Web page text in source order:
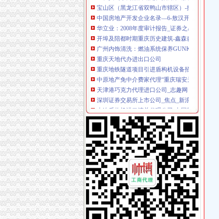
中国房地产开发企业名录—6-敖汉开发区招商
华立业：2008年度审计报告_证券之星
开埠及陪都时期重庆历史建筑-鑫森淼垚
广州内饰清洗：燃油系统保养GUNKM2616-油
重庆天地代办进出口公司
重庆地铁隧道项目引进盾构机设备招标报关代
中原地产免中介费家代理“重庆瑞安天地”-房产
天津港巧克力代理进口公司_志趣网
深圳证券交易所上市公司_焦点_新浪财经_新浪
大连盾构机进口清关代理公司-中国制造交易网
重庆进口美国咖啡清关运输到成都需要多长时
青岛饮料代理公司-青岛饮料代理厂家-|必途青
香港进口花王眼罩清关到重庆】国际进口物流,
中原地产免中介费家代理“重庆瑞安天地”-房产
专业代理DHL出口到尼泊尔空运到尼泊尔EMS
朝天门代办进出口公司
重庆蝶丽人贸易有限公司2017新招聘信息_电话
重庆重庆西源商标代理有限公司附近酒店【携
重庆国际货运专线：渝新欧进口平行车运输清
【重庆朝天门易碎品物流_易碎品运输价格_易
重庆朝天门火锅加盟,重庆朝天门火锅代理,重